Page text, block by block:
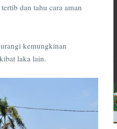
dan tahu cara aman
kemungkinan
laka lain.